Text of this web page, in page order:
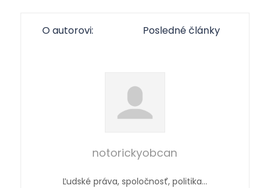
O autorovi: Posledné články
notorickyobcan
Ľudské práva, spoločnosť, politika…